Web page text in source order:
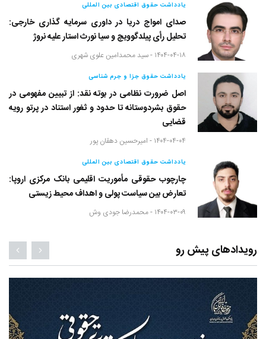
یادداشت حقوق اقتصادی بین المللی
صدای امواج دریا در داوری سرمایه گذاری خارجی:
تحلیل رأی پیلدگوویچ و سیا نورث استار علیه نروژ
۱۴۰۴-۰۴-۱۸ - سید محمدامین علوی شهری
یادداشت حقوق جزا و جرم شناسی
اصل ضرورت نظامی در بوته نقد: از تبیین مفهومی در
حقوق بشردوستانه تا حدود و ثغور استناد در پرتو رویه
قضایی
۱۴۰۴-۰۴-۰۴ - امیرحسین دهقان پور
یادداشت حقوق اقتصادی بین المللی
چارچوب حقوقی مأموریت اقلیمی بانک مرکزی اروپا:
تعارض بین سیاست پولی و اهداف محیط زیستی
۱۴۰۴-۰۳-۰۹ - محمدرضا جودی وش
رویدادهای پیش رو